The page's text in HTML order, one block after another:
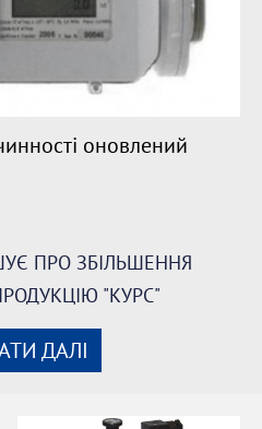
оновлений
ПРО ЗБІЛЬШЕННЯ
"КУРС"
ДАЛІ